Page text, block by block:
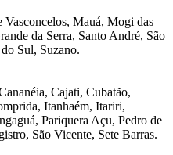
Mauá, Mogi das
da Serra, Santo André, São
Sul, Suzano.
Cajati, Cubatão,
Itanhaém, Itariri,
Pariquera Açu, Pedro de
São Vicente, Sete Barras.